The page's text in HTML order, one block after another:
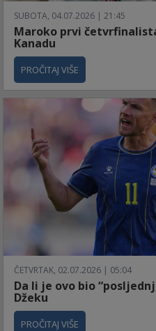
SUBOTA, 04.07.2026 | 21:45
Maroko prvi
Kanadu
PROČITAJ VIŠE
ČETVRTAK, 02.07.2026 | 05:04
Da li je ovo bio
Džeku
PROČITAJ VIŠE